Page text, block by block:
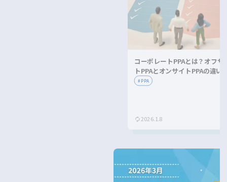
コーポレートPPAとは？オフサ
トPPAとオンサイトPPAの違い
メリット・デメリットを解説！
#PPA
2026.1.8